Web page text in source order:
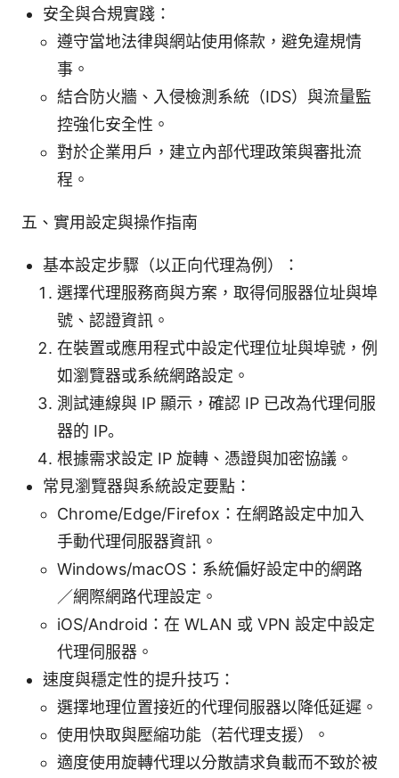
安全與合規實踐：
遵守當地法律與網站使用條款，避免違規情
事。
結合防火牆、入侵檢測系統（IDS）與流量監
控強化安全性。
對於企業用戶，建立內部代理政策與審批流
程。
五、實用設定與操作指南
基本設定步驟（以正向代理為例）：
選擇代理服務商與方案，取得伺服器位址與埠
號、認證資訊。
在裝置或應用程式中設定代理位址與埠號，例
如瀏覽器或系統網路設定。
測試連線與 IP 顯示，確認 IP 已改為代理伺服
器的 IP。
根據需求設定 IP 旋轉、憑證與加密協議。
常見瀏覽器與系統設定要點：
Chrome/Edge/Firefox：在網路設定中加入
手動代理伺服器資訊。
Windows/macOS：系統偏好設定中的網路
／網際網路代理設定。
iOS/Android：在 WLAN 或 VPN 設定中設定
代理伺服器。
速度與穩定性的提升技巧：
選擇地理位置接近的代理伺服器以降低延遲。
使用快取與壓縮功能（若代理支援）。
適度使用旋轉代理以分散請求負載而不致於被